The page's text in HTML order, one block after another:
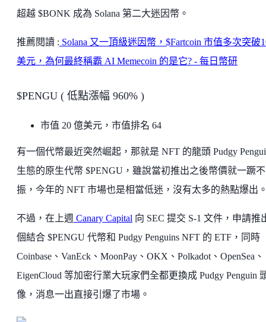
超越 $BONK 成為 Solana 第二大迷因幣。
推薦閱讀 : Solana 又一頂級迷因幣，$Fartcoin 市值多次突破
美元，為何最終稱霸 AI Memecoin 的是它? - 每日幣研
$PENGU ( 低點漲幅 960% )
市值 20 億美元，市值排名 64
有一個代幣最近突然崛起，那就是 NFT 的龍頭 Pudgy
生態的原生代幣 $PENGU，雖說當初推出之後幣價就一蹶不
振，今年的 NFT 市場也是相當低迷，沒有太多的熱點爆出
不過，在上週 Canary Capital 向 SEC 提交 S-1 文件，申請推
個結合 $PENGU 代幣和 Pudgy Penguins NFT 的 ETF，同時
Coinbase、VanEck、MoonPay、OKX、Polkadot、OpenSea、
EigenCloud 等加密行業大玩家們全都更換成 Pudgy Penguin
像，消息一出直接引爆了市場。